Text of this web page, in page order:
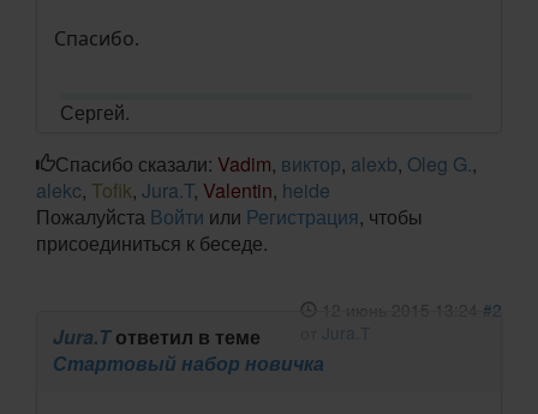
Спасибо.
Сергей.
Спасибо сказали: Vadim, виктор, alexb, Oleg G.,
alekc, Tofik, Jura.T, Valentin, heide
Пожалуйста Войти или Регистрация, чтобы
присоединиться к беседе.
12 июнь 2015 13:24 #2
Jura.T
Jura.Tответил в теме
Стартовый набор новичка